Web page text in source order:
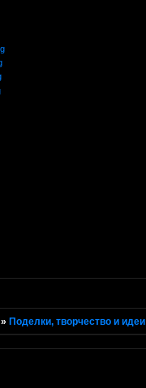
» Поделки, творчество и идеи